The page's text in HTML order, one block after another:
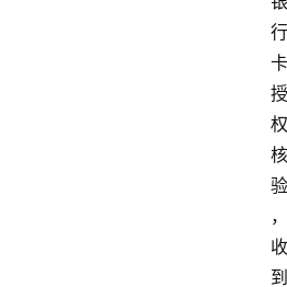
行
卡
授
权
核
验
，
收
到